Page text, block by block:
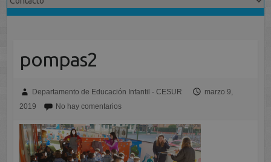
pompas2
Departamento de Educación Infantil - CESUR
marzo 9,
2019
No hay comentarios